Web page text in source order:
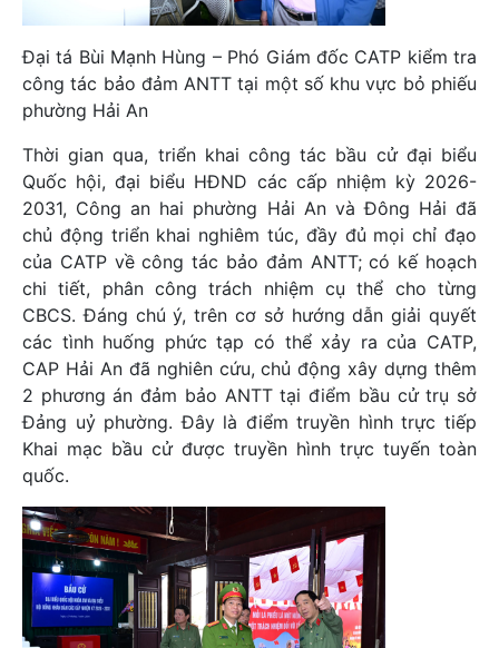
Đại tá Bùi Mạnh Hùng – Phó Giám đốc CATP kiểm tra
công tác bảo đảm ANTT tại một số khu vực bỏ phiếu
phường Hải An
Thời gian qua, triển khai công tác bầu cử đại biểu
Quốc hội, đại biểu HĐND các cấp nhiệm kỳ 2026-
2031, Công an hai phường Hải An và Đông Hải đã
chủ động triển khai nghiêm túc, đầy đủ mọi chỉ đạo
của CATP về công tác bảo đảm ANTT; có kế hoạch
chi tiết, phân công trách nhiệm cụ thể cho từng
CBCS. Đáng chú ý, trên cơ sở hướng dẫn giải quyết
các tình huống phức tạp có thể xảy ra của CATP,
CAP Hải An đã nghiên cứu, chủ động xây dựng thêm
2 phương án đảm bảo ANTT tại điểm bầu cử trụ sở
Đảng uỷ phường. Đây là điểm truyền hình trực tiếp
Khai mạc bầu cử được truyền hình trực tuyến toàn
quốc.